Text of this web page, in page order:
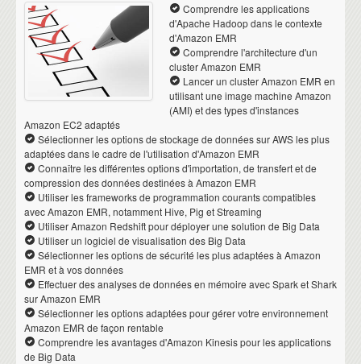
Comprendre les applications
d'Apache Hadoop dans le contexte
d'Amazon EMR
Comprendre l'architecture d'un
cluster Amazon EMR
Lancer un cluster Amazon EMR en
utilisant une image machine Amazon
(AMI) et des types d'instances
Amazon EC2 adaptés
Sélectionner les options de stockage de données sur AWS les plus
adaptées dans le cadre de l'utilisation d'Amazon EMR
Connaître les différentes options d'importation, de transfert et de
compression des données destinées à Amazon EMR
Utiliser les frameworks de programmation courants compatibles
avec Amazon EMR, notamment Hive, Pig et Streaming
Utiliser Amazon Redshift pour déployer une solution de Big Data
Utiliser un logiciel de visualisation des Big Data
Sélectionner les options de sécurité les plus adaptées à Amazon
EMR et à vos données
Effectuer des analyses de données en mémoire avec Spark et Shark
sur Amazon EMR
Sélectionner les options adaptées pour gérer votre environnement
Amazon EMR de façon rentable
Comprendre les avantages d'Amazon Kinesis pour les applications
de Big Data